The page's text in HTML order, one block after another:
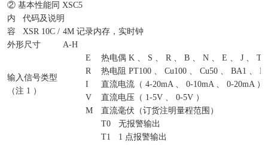
② 基本性能同 XSC5
内
容
代码及说明
XSR 10C / 4M 记录内存，实时钟
外形尺寸
A-H
输入信号类型
（注 1 ）
E
热电偶 K 、 S 、 R 、 B 、 N 、 E 、 J 、 T
R
热电阻 PT100 、 Cu100 、 Cu50 、 BA1 、
I
直流电流（ 4-20mA 、 0-10mA 、 0-20mA ）
V
直流电压（ 1-5V 、 0-5V ）
M
直流毫伏（订货注明量程范围）
T0
无报警输出
T1
1 点报警输出